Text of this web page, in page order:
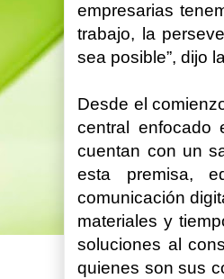
empresarias
trabajo, la
sea posible”, dijo
Desde el
central
cuentan con un
esta premisa,
comunicación
materiales y
soluciones al
quienes son sus